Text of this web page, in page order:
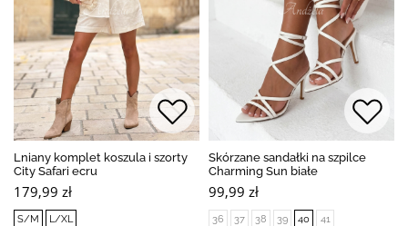
Lniany komplet koszula i szorty
City Safari ecru
179,99 zł
S/M L/XL
Skórzane sandałki na szpilce
Charming Sun białe
99,99 zł
36 37 38 39 40 41